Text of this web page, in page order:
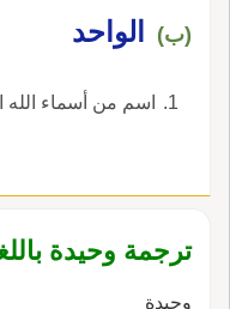
(ب) الواحد
اسم من أسماء الله
ترجمة وحيدة
وحيدة